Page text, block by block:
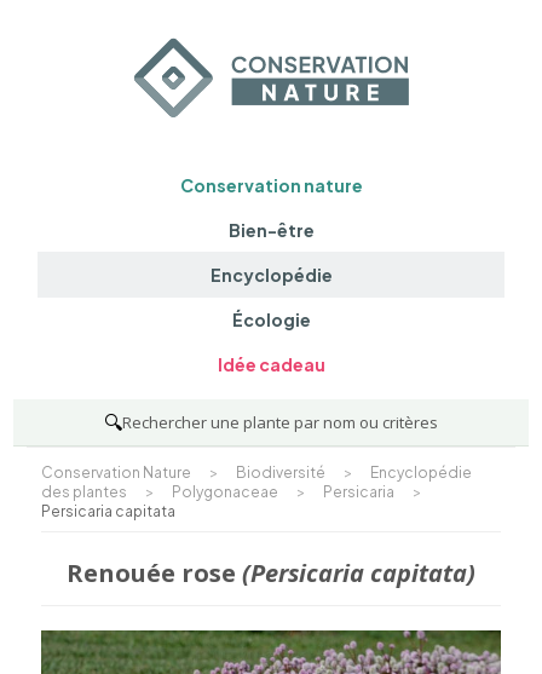
Conservation nature
Bien-être
Encyclopédie
Écologie
Idée cadeau
🔍Rechercher une plante par nom ou critères
Conservation Nature > Biodiversité >
Encyclopédie
des plantes
> Polygonaceae > Persicaria
>
Persicaria capitata
Renouée rose (Persicaria capitata)